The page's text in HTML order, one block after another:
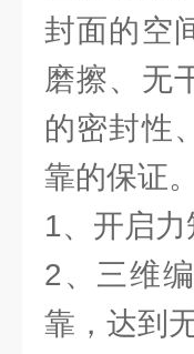
封面的空
磨擦、无
的密封性
靠的保证
1、开启
2、三维
靠，达到